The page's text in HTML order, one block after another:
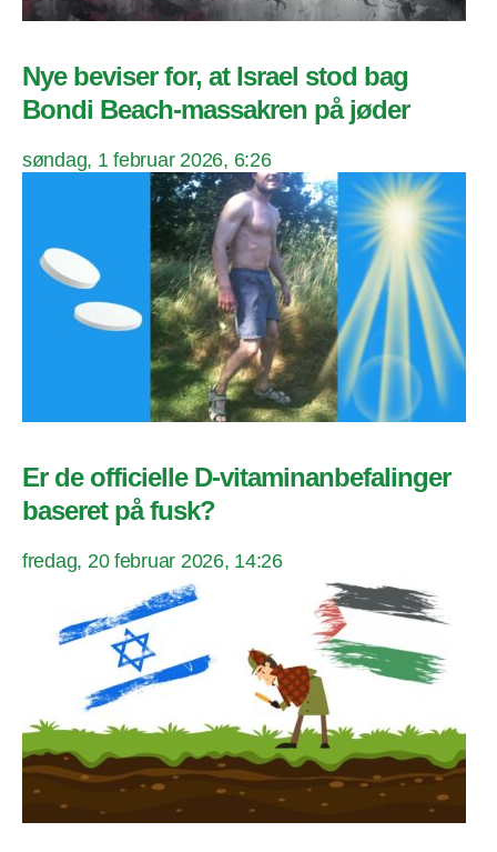
Nye beviser for, at Israel stod bag
Bondi Beach-massakren på jøder
søndag, 1 februar 2026, 6:26
Er de officielle D-vitaminanbefalinger
baseret på fusk?
fredag, 20 februar 2026, 14:26